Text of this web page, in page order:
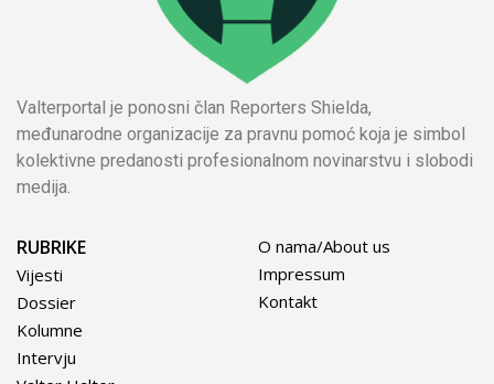
Valterportal je ponosni član Reporters Shielda,
međunarodne organizacije za pravnu pomoć koja je simbol
kolektivne predanosti profesionalnom novinarstvu i slobodi
medija.
RUBRIKE
Vijesti
Dossier
Kolumne
Intervju
O nama/About us
Impressum
Kontakt